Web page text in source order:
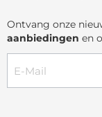
Ontvang onze
aanbiedingen en